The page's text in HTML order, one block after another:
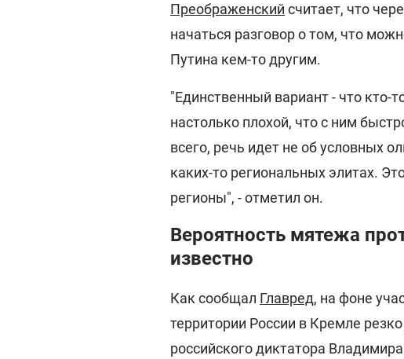
Преображенский считает, что
начаться разговор о том, что
Путина кем-то другим.
"Единственный вариант - что кто-
настолько плохой, что с ним
всего, речь идет не об условных
каких-то региональных элитах.
регионы", - отметил он.
Вероятность мятежа
известно
Как сообщал Главред, на фоне
территории России в Кремле
российского диктатора